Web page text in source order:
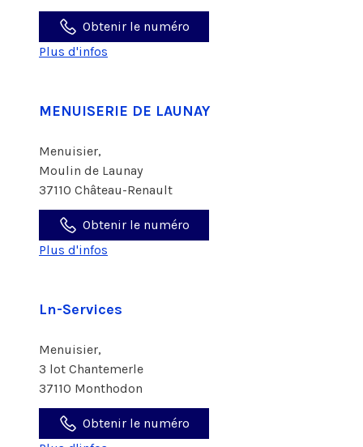
Obtenir le numéro
Plus d'infos
MENUISERIE DE LAUNAY
Menuisier,
Moulin de Launay
37110 Château-Renault
Obtenir le numéro
Plus d'infos
Ln-Services
Menuisier,
3 lot Chantemerle
37110 Monthodon
Obtenir le numéro